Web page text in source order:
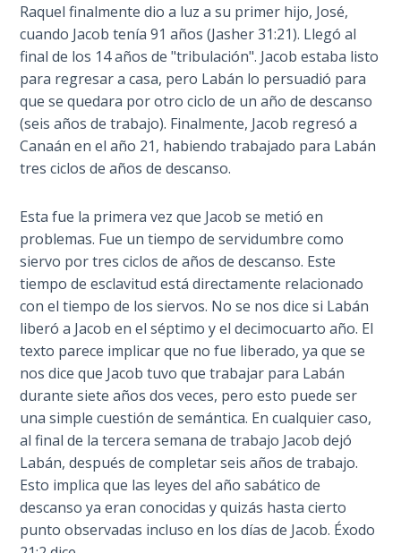
Healing
the
Breaches
- Book 5
Dr. Luke:
Healing
the
Dr. Luke:
Healing
the
Breaches
- Book 7
Dr. Luke:
Healing
the
Breaches
- Book 8
The Gospel
of John:
Manifesting
Raquel finalmente dio a luz a su primer hijo, José,
cuando Jacob tenía 91 años (Jasher 31:21). Llegó al
final de los 14 años de "tribulación". Jacob estaba listo
para regresar a casa, pero Labán lo persuadió para
que se quedara por otro ciclo de un año de descanso
(seis años de trabajo). Finalmente, Jacob regresó a
Canaán en el año 21, habiendo trabajado para Labán
tres ciclos de años de descanso.
Esta fue la primera vez que Jacob se metió en
problemas. Fue un tiempo de servidumbre como
siervo por tres ciclos de años de descanso. Este
tiempo de esclavitud está directamente relacionado
con el tiempo de los siervos. No se nos dice si Labán
liberó a Jacob en el séptimo y el decimocuarto año. El
texto parece implicar que no fue liberado, ya que se
nos dice que Jacob tuvo que trabajar para Labán
durante siete años dos veces, pero esto puede ser
una simple cuestión de semántica. En cualquier caso,
al final de la tercera semana de trabajo Jacob dejó
Labán, después de completar seis años de trabajo.
Esto implica que las leyes del año sabático de
descanso ya eran conocidas y quizás hasta cierto
punto observadas incluso en los días de Jacob. Éxodo